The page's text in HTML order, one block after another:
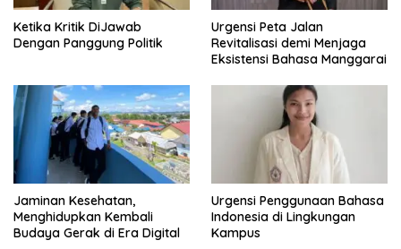
Ketika Kritik DiJawab
Dengan Panggung Politik
Urgensi Peta Jalan
Revitalisasi demi Menjaga
Eksistensi Bahasa Manggarai
Jaminan Kesehatan,
Menghidupkan Kembali
Budaya Gerak di Era Digital
Urgensi Penggunaan Bahasa
Indonesia di Lingkungan
Kampus